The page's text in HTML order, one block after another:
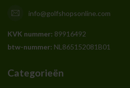
info@golfshopsonline.com
KVK nummer: 89916492
btw-nummer: NL865152081B01
Categorieën